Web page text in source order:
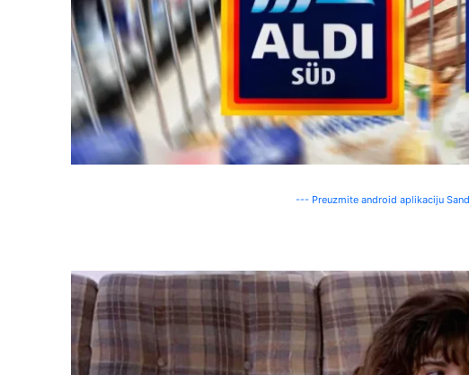
--- Preuzmite android aplikaciju